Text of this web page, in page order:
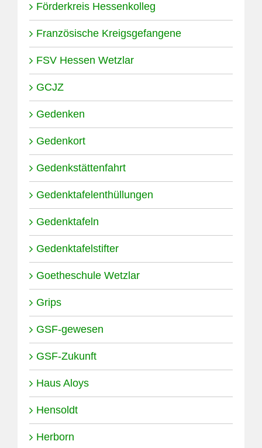
Förderkreis Hessenkolleg
Französische Kreigsgefangene
FSV Hessen Wetzlar
GCJZ
Gedenken
Gedenkort
Gedenkstättenfahrt
Gedenktafelenthüllungen
Gedenktafeln
Gedenktafelstifter
Goetheschule Wetzlar
Grips
GSF-gewesen
GSF-Zukunft
Haus Aloys
Hensoldt
Herborn